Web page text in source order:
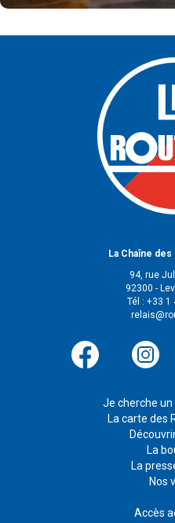
La Chaîne
94, rue
92300 -
Tél : +33 1
Je cherche un
La carte des
La
La
Nos
Accès